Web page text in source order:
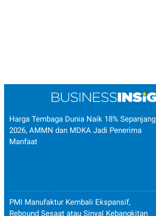
Harga Tembaga Dunia Naik 18% Sepanjang
2026, AMMN dan MDKA Jadi Penerima
Manfaat
PMI Manufaktur Kembali Ekspansif,
Rebound Sesaat atau Sinyal Kebangkitan